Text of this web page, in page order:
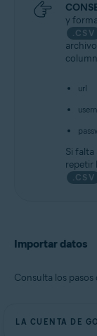
y
.CSV
url
Si falta
repetir
.CSV
Importar datos
Consulta los
LA CUENTA DE